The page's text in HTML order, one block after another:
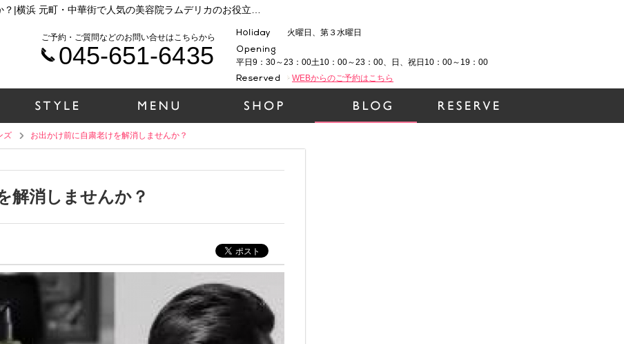
火曜日、第３水曜日
平日9：30～23：00土10：00～23：00、日、祝日10：00～19：00
WEBからのご予約はこちら
ご予約・ご質問などのお問い合せはこちらから
045-651-6435
ズ お出かけ前に自粛老けを解消しませんか？
解消しませんか？